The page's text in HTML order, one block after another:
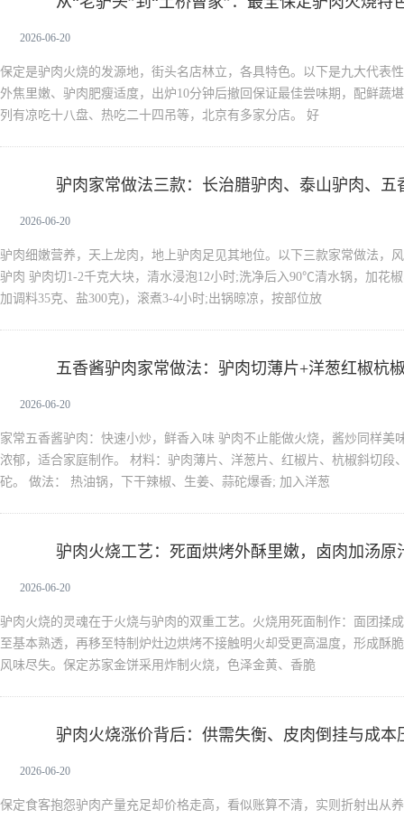
2026-06-20
保定是驴肉火烧的发源地，街头名店林立，各具特色。以下是九大代表
外焦里嫩、驴肉肥瘦适度，出炉10分钟后撤回保证最佳尝味期，配鲜蔬
列有凉吃十八盘、热吃二十四吊等，北京有多家分店。 好
驴肉家常做法三款：长治腊驴肉、泰山驴肉、五
2026-06-20
驴肉细嫩营养，天上龙肉，地上驴肉足见其地位。以下三款家常做法，
驴肉 驴肉切1-2千克大块，清水浸泡12小时;洗净后入90℃清水锅，加花
加调料35克、盐300克)，滚煮3-4小时;出锅晾凉，按部位放
五香酱驴肉家常做法：驴肉切薄片+洋葱红椒杭
2026-06-20
家常五香酱驴肉：快速小炒，鲜香入味 驴肉不止能做火烧，酱炒同样美
浓郁，适合家庭制作。 材料：驴肉薄片、洋葱片、红椒片、杭椒斜切段
砣。 做法： 热油锅，下干辣椒、生姜、蒜砣爆香; 加入洋葱
驴肉火烧工艺：死面烘烤外酥里嫩，卤肉加汤原
2026-06-20
驴肉火烧的灵魂在于火烧与驴肉的双重工艺。火烧用死面制作：面团揉
至基本熟透，再移至特制炉灶边烘烤不接触明火却受更高温度，形成酥
风味尽失。保定苏家金饼采用炸制火烧，色泽金黄、香脆
驴肉火烧涨价背后：供需失衡、皮肉倒挂与成本
2026-06-20
保定食客抱怨驴肉产量充足却价格走高，看似账算不清，实则折射出从